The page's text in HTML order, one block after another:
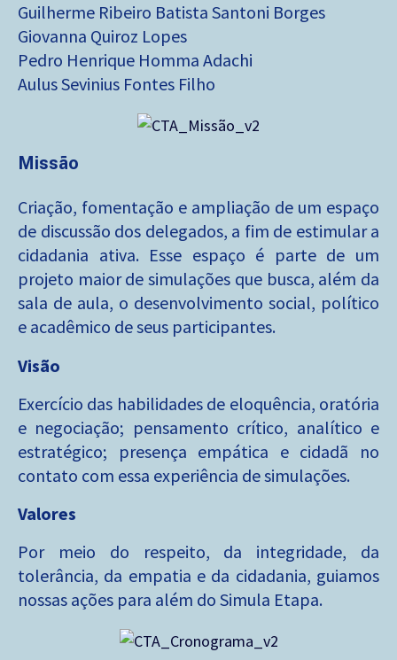
Guilherme Ribeiro Batista Santoni Borges
Giovanna Quiroz Lopes
Pedro Henrique Homma Adachi
Aulus Sevinius Fontes Filho
Missão
Criação, fomentação e ampliação de um espaço
de discussão dos delegados, a fim de estimular a
cidadania ativa. Esse espaço é parte de um
projeto maior de simulações que busca, além da
sala de aula, o desenvolvimento social, político
e acadêmico de seus participantes.
Visão
Exercício das habilidades de eloquência, oratória
e negociação; pensamento crítico, analítico e
estratégico; presença empática e cidadã no
contato com essa experiência de simulações.
Valores
Por meio do respeito, da integridade, da
tolerância, da empatia e da cidadania, guiamos
nossas ações para além do Simula Etapa.